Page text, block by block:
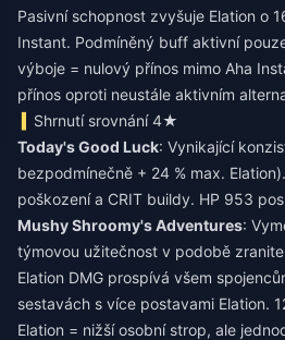
Pasivní schopnost zvyšuje Elation o
Instant. Podmíněný buff aktivní
výboje = nulový přínos mimo Aha
přínos oproti neustále aktivním
Shrnutí srovnání 4★
Today's Good Luck: Vynikající
bezpodmínečně + 24 % max.
poškození a CRIT buildy. HP 953
Mushy Shroomy's Adventures:
týmovou užitečnost v podobě
Elation DMG prospívá všem
sestavách s více postavami Elation.
Elation = nižší osobní strop, ale